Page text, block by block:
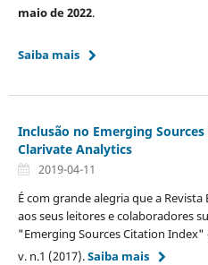
maio de 2022.
Saiba mais
Inclusão no Emerging
Clarivate Analytics
2019-04-11
É com grande alegria que a
aos seus leitores e colaboradores
"Emerging Sources Citation
v. n.1 (2017).Saiba mais